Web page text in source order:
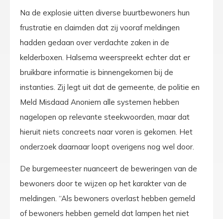
Na de explosie uitten diverse buurtbewoners hun
frustratie en claimden dat zij vooraf meldingen
hadden gedaan over verdachte zaken in de
kelderboxen. Halsema weerspreekt echter dat er
bruikbare informatie is binnengekomen bij de
instanties. Zij legt uit dat de gemeente, de politie en
Meld Misdaad Anoniem alle systemen hebben
nagelopen op relevante steekwoorden, maar dat
hieruit niets concreets naar voren is gekomen. Het
onderzoek daarnaar loopt overigens nog wel door.
De burgemeester nuanceert de beweringen van de
bewoners door te wijzen op het karakter van de
meldingen. “Als bewoners overlast hebben gemeld
of bewoners hebben gemeld dat lampen het niet